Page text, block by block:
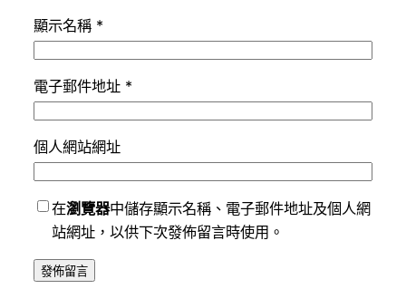
顯示名稱 *
電子郵件地址 *
個人網站網址
在瀏覽器中儲存顯示名稱、電子郵件地址及個人網
站網址，以供下次發佈留言時使用。